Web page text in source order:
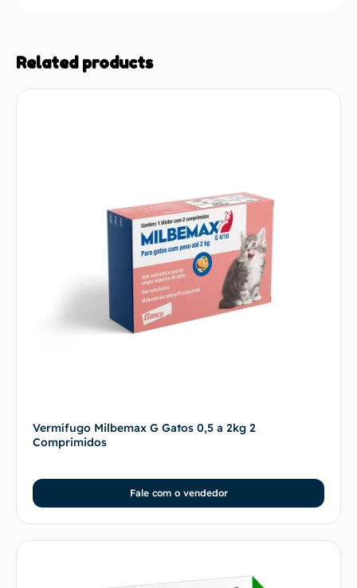
Related products
Vermífugo Milbemax G Gatos 0,5 a 2kg 2
Comprimidos
Fale com o vendedor